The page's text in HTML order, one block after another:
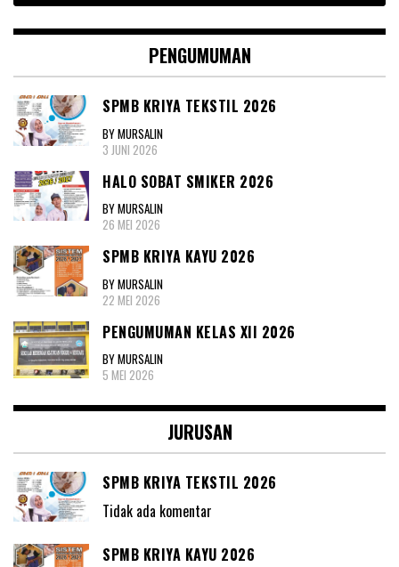
PENGUMUMAN
SPMB KRIYA TEKSTIL 2026
BY MURSALIN
3 JUNI 2026
HALO SOBAT SMIKER 2026
BY MURSALIN
26 MEI 2026
SPMB KRIYA KAYU 2026
BY MURSALIN
22 MEI 2026
PENGUMUMAN KELAS XII 2026
BY MURSALIN
5 MEI 2026
JURUSAN
SPMB KRIYA TEKSTIL 2026
Tidak ada komentar
SPMB KRIYA KAYU 2026